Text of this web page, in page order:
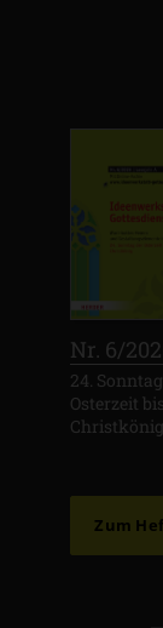
Nr. 6/
24.
Osterzeit bis
Christkönig
Zum